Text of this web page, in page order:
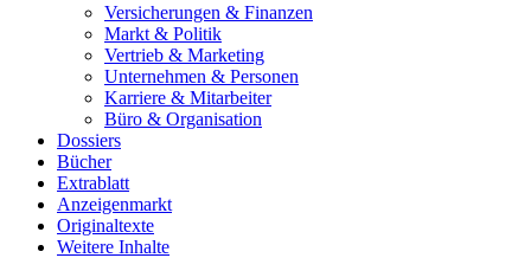
Versicherungen & Finanzen
Markt & Politik
Vertrieb & Marketing
Unternehmen & Personen
Karriere & Mitarbeiter
Büro & Organisation
Dossiers
Bücher
Extrablatt
Anzeigenmarkt
Originaltexte
Weitere Inhalte